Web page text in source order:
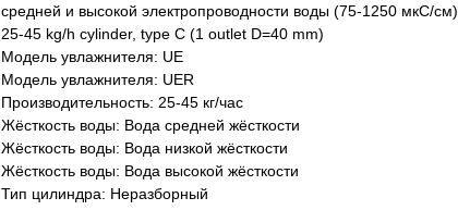
средней и высокой электропроводности воды (75-1250 мкС/см)
25-45 kg/h cylinder, type C (1 outlet D=40 mm)
Модель увлажнителя: UE
Модель увлажнителя: UER
Производительность: 25-45 кг/час
Жёсткость воды: Вода средней жёсткости
Жёсткость воды: Вода низкой жёсткости
Жёсткость воды: Вода высокой жёсткости
Тип цилиндра: Неразборный